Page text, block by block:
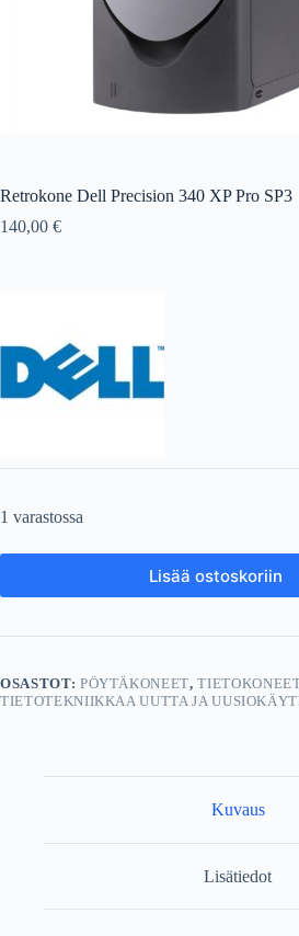
Retrokone Dell Precision 340 XP Pro SP3
140,00 €
1 varastossa
Lisää ostoskoriin
OSASTOT: PÖYTÄKONEET,
TIETOTEKNIIKKAA UUTTA JA
Kuvaus
Lisätiedot